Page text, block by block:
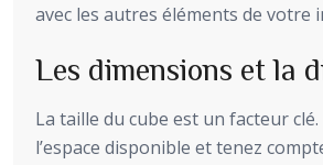
avec les autres éléments de votre
Les dimensions et la
La taille du cube est un facteur
l’espace disponible et tenez